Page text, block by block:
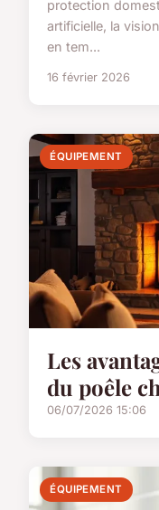
protection
artificielle, la
en tem...
16 février 2026
ÉQUIPEMENT
Les
du poêle
06/07/2026 15:06
ÉQUIPEMENT